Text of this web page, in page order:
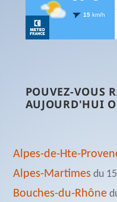
POUVEZ-VOUS
AUJOURD'HUI
Alpes-de-Hte-
Alpes-Martimes du
Bouches-du-Rhône